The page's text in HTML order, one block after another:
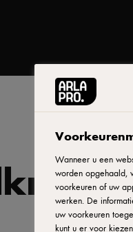
Wanneer u een
worden opgehaald,
voorkeuren of uw
werken. De
uw voorkeuren
kunt u er voor